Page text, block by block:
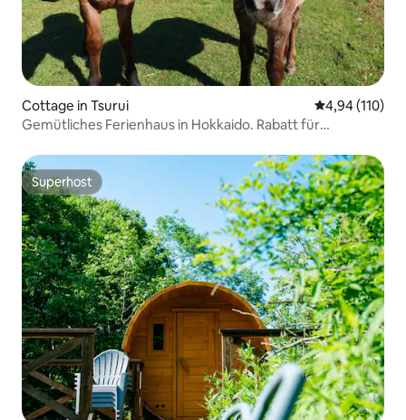
Cottage in Tsurui
4,94 (110)
Gemütliches Ferienhaus in Hokkaido. Rabatt für
Superhost
Superhost